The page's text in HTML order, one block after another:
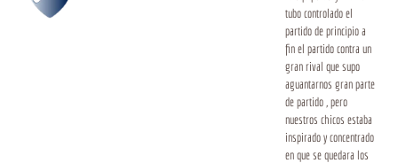
tubo controlado el
partido de principio a
fin el partido contra un
gran rival que supo
aguantarnos gran parte
de partido , pero
nuestros chicos estaba
inspirado y concentrado
en que se quedara los